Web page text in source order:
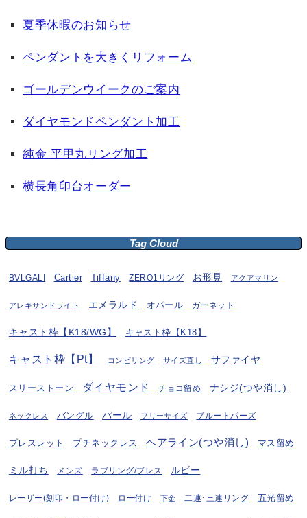
夏季休暇のお知らせ
ペンダントを大きくリフォーム
ゴールデンウイークのご案内
ダイヤモンドペンダント加工
純金 平甲丸リング加工
横長角印台オーダー
Tag Cloud
BVLGALI Cartier Tiffany ZERO1リング お形見 アクアマリン
アレキサンドライト エメラルド オパール ガーネット
キャスト枠【K18/WG】 キャスト枠【K18】
キャスト枠【Pt】 コンビリング サイズ直し サファイヤ
スリーストーン ダイヤモンド チョコ留め ナシジ(つや消し)
ネックレス バングル パール フリーサイズ ブルートパーズ
ブレスレット プチネックレス ヘアライン(つや消し) マス留め
ミル打ち メンズ ラブリング/ブレス ルビー
レーザー(刻印・ロー付け) ロー付け 下金 二連･三連リング 五光留め